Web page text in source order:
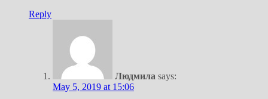
Reply
Людмила says:
May 5, 2019 at 15:06